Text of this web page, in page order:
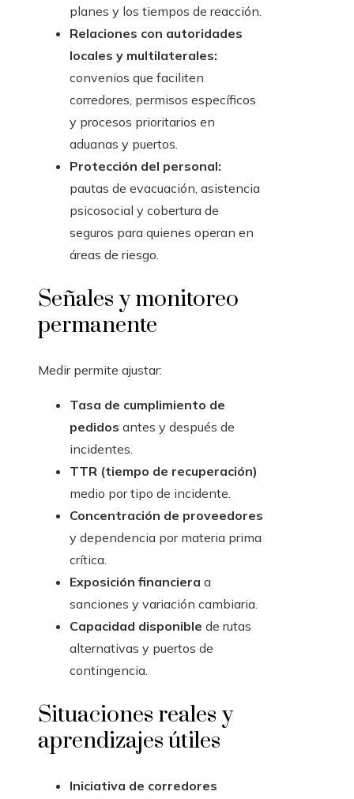
planes y los tiempos de reacción.
Relaciones con autoridades
locales y multilaterales:
convenios que faciliten
corredores, permisos específicos
y procesos prioritarios en
aduanas y puertos.
Protección del personal:
pautas de evacuación, asistencia
psicosocial y cobertura de
seguros para quienes operan en
áreas de riesgo.
Señales y monitoreo
permanente
Medir permite ajustar:
Tasa de cumplimiento de
pedidos antes y después de
incidentes.
TTR (tiempo de recuperación)
medio por tipo de incidente.
Concentración de proveedores
y dependencia por materia prima
crítica.
Exposición financiera a
sanciones y variación cambiaria.
Capacidad disponible de rutas
alternativas y puertos de
contingencia.
Situaciones reales y
aprendizajes útiles
Iniciativa de corredores